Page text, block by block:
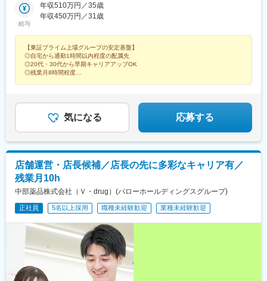
市、豊橋市■岐阜県郡上市、下呂市、高山市、飛騨市、岐阜市、瑞
穂市、関市、各務原市、美濃市、美濃加茂市、可児市、多治見
市、鈴鹿市■静岡県静岡市、藤枝市、浜松市■富山県下新川郡、滑
川市、高岡市、黒部市、射水市、小矢部市、中新川郡、砺波市、
南砺市、氷見市、富山市■石川県金沢市■福井県福井市、敦賀市■
京都府京都市、宇治市、向日市 ■大阪府東大阪市、枚方市■兵庫県
駅、玉垣駅、千代崎駅、円町駅、石田駅(京都府)、向日町駅、向島
駅、刈谷市駅、西春駅、乙川駅、青山駅(愛知県)、大須観音駅、新
知県)、味美駅(東海交通線)、黒川駅(愛知県)、志賀本通駅、名城公
園駅、自由ケ丘駅(愛知県)、今池駅(愛知県)、覚王山駅、道徳駅、
柴田駅、一社駅、平針駅、喜多山駅(愛知県)、上社駅、野並駅、相
生山駅、塩釜口駅、高蔵寺駅、大森・金城学院前駅、印場駅、小
駅、港北駅、戸田駅(愛知県)、荒子川公園駅、六番町駅、堀田駅
(名古屋市営)、瑞穂区役所駅、徳重駅、神沢駅、南大高駅、浄心
駅、下小田井駅、庄内通駅、新安城駅、碧海古井駅、安城駅、旭
進駅(愛知県)、春日井駅(名鉄線)、勝川駅、味美駅(名鉄線)、大府
駅、新日鉄前駅、尾張星の宮駅、尾張瀬戸駅、水野駅、瀬戸口
駅、古見駅(愛知県)、石浜駅、上ゲ駅、野間駅、知立駅、牛田駅
(愛知県)、三河知立駅、三河一宮駅、牛久保駅、西小坂井駅、八幡
駅、愛知大学前駅、競輪場前駅(愛知県)、南栄駅、船町駅、新上挙
母駅、三河上郷駅、末野原駅、新豊田駅、豊田市駅、愛環梅坪
駅、越戸駅、浄水駅、三河高浜駅、高浜港駅、下呂駅、禅昌寺
駅、飛騨萩原駅、飛騨古川駅、打保駅、自然園前駅、郡上八幡
駅、美濃白鳥駅、敦賀駅、入善駅、越中舟橋駅、福光駅、東八尾
駅、下奥井駅、越中中島駅、富山大学前駅、呉羽駅、堀川小泉
駅、速星駅、千里駅(富山県)、大泉駅(富山県)、朝菜町駅、不二越
給与
年収510万円／35歳
年収450万円／31歳
【東証プライム上場グループの安定基盤】
◎自宅から通勤1時間以内程度の配属先
◎20代・30代から早期キャリアアップOK
◎残業月8時間程度
気になる 応募する
店舗運営・店長候補／店長の先に多彩なキャリア有／
残業月10h
中部薬品株式会社（Ｖ・drug）(バローホールディングスグループ)
正社員 5名以上採用 職種未経験歓迎 業種未経験歓迎